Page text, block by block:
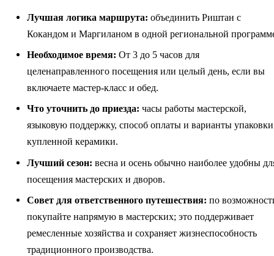
Лучшая логика маршрута: объединить Риштан с
Кокандом и Маргиланом в одной региональной
Необходимое время: От 3 до 5 часов для
целенаправленного посещения или целый день, если вы
включаете мастер-класс и обед.
Что уточнить до приезда: часы работы мастерской,
языковую поддержку, способ оплаты и варианты упаковки
купленной керамики.
Лучший сезон: весна и осень обычно наиболее удобны
посещения мастерских и дворов.
Совет для ответственного путешествия: по
покупайте напрямую в мастерских; это поддерживает
ремесленные хозяйства и сохраняет жизнеспособность
традиционного производства.